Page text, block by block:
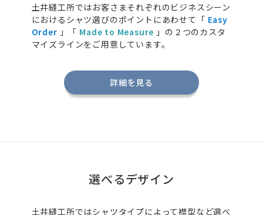
土井縫工所ではお客さまそれぞれのビジネスシーン
におけるシャツ選びのポイントにあわせて「 Easy
Order 」「 Made to Measure 」の２つのカスタ
マイズラインをご用意しています。
詳細を見る
選べるデザイン
土井縫工所ではシャツタイプによって襟型など選べ